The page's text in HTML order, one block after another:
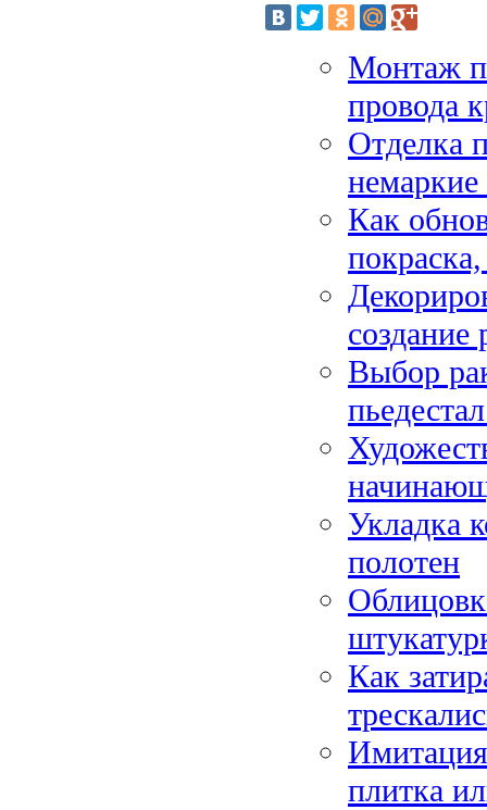
Монтаж
провода
Отделка
Как
создание
Выбор
Укладка
полотен
Как
плитка